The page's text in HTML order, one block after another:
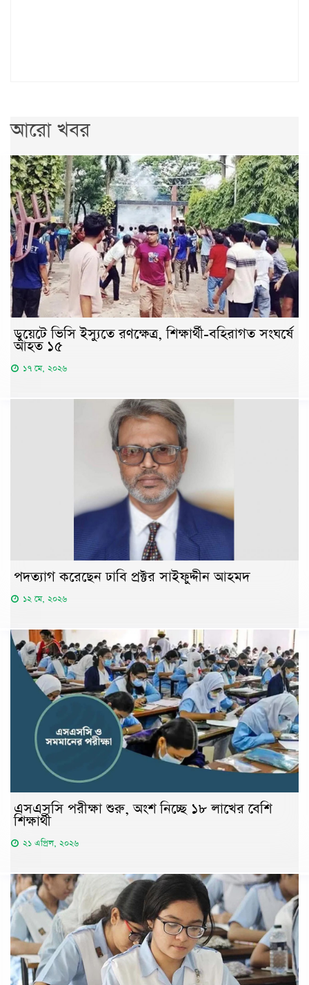
আরো খবর
ডুয়েটে ভিসি ইস্যুতে রণক্ষেত্র, শিক্ষার্থী-বহিরাগত সংঘর্ষে
আহত ১৫
১৭ মে, ২০২৬
পদত্যাগ করেছেন ঢাবি প্রক্টর সাইফুদ্দীন আহমদ
১২ মে, ২০২৬
এসএসসি পরীক্ষা শুরু, অংশ নিচ্ছে ১৮ লাখের বেশি
শিক্ষার্থী
২১ এপ্রিল, ২০২৬